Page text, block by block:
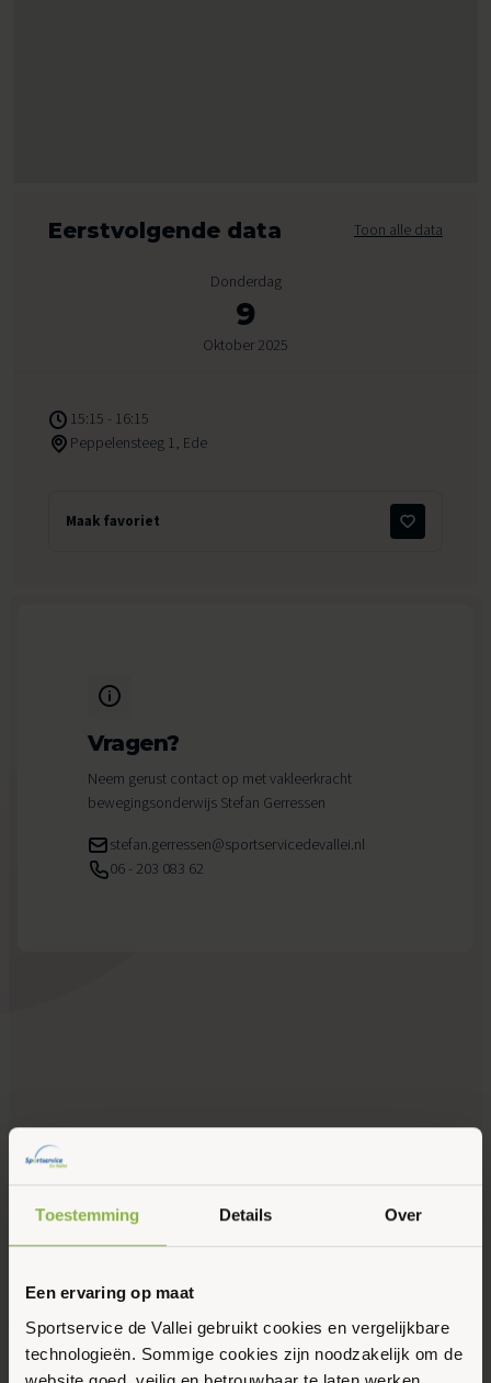
Toestemming Details Over
Een ervaring op maat
Sportservice de Vallei gebruikt cookies en vergelijkbare
technologieën. Sommige cookies zijn noodzakelijk om de
Eerstvolgende data Toon alle data
Donderdag
9
Oktober 2025
15:15 - 16:15
Peppelensteeg 1, Ede
Maak favoriet
Vul onderstaand formulier in
om een proefles SAM
Vragen?
Neem gerust contact op met vakleerkracht
bewegingsonderwijs Stefan Gerressen
stefan.gerressen@sportservicedevallei.nl
06 - 203 083 62